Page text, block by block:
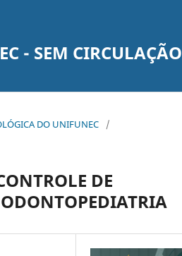
- SEM CIRCULAÇÃO
DO UNIFUNEC
/
DE